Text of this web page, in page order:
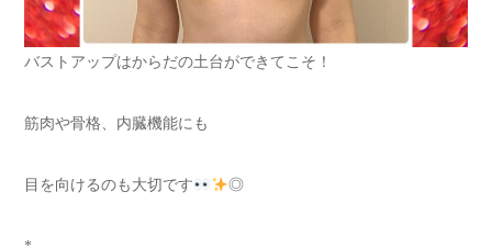
バストアップはからだの土台ができてこそ！
筋肉や骨格、内臓機能にも
目を向けるのも大切です ◎